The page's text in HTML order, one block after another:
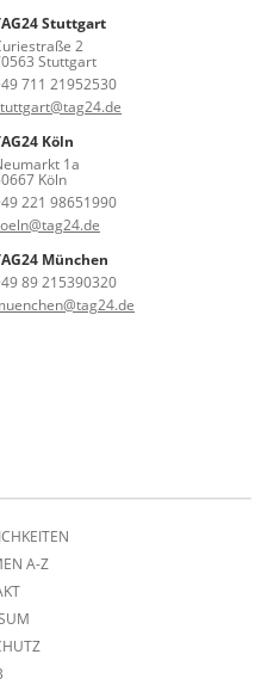
Stuttgart
2
Stuttgart
711 21952530
Köln
1a
Köln
221 98651990
München
89 215390320
A-Z